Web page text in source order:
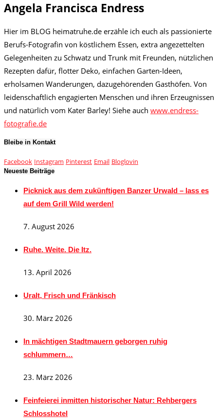
Angela Francisca Endress
Hier im BLOG heimatruhe.de erzähle ich euch als passionierte
Berufs-Fotografin von köstlichem Essen, extra angezettelten
Gelegenheiten zu Schwatz und Trunk mit Freunden, nützlichen
Rezepten dafür, flotter Deko, einfachen Garten-Ideen,
erholsamen Wanderungen, dazugehörenden Gasthöfen. Von
leidenschaftlich engagierten Menschen und ihren Erzeugnissen
und natürlich vom Kater Barley! Siehe auch www.endress-
fotografie.de
Bleibe in Kontakt
Facebook Instagram Pinterest Email Bloglovin
Neueste Beiträge
Picknick aus dem zukünftigen Banzer Urwald – lass es
auf dem Grill Wild werden!
7. August 2026
Ruhe. Weite. Die Itz.
13. April 2026
Uralt, Frisch und Fränkisch
30. März 2026
In mächtigen Stadtmauern geborgen ruhig
schlummern…
23. März 2026
Feinfeierei inmitten historischer Natur: Rehbergers
Schlosshotel